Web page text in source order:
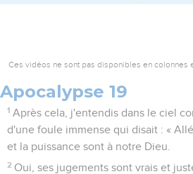
Ces vidéos ne sont pas disponibles en colonnes
Apocalypse 19
1 Après cela, j'entendis dans le ciel
d'une foule immense qui disait : «
et la puissance sont à notre Dieu.
2 Oui, ses jugements sont vrais et